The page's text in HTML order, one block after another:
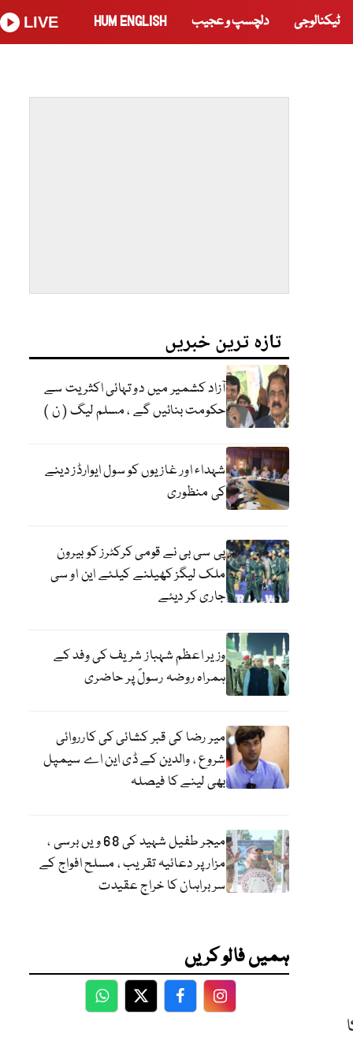
ٹیکنالوجی دلچسپ و عجیب HUM ENGLISH
LIVE
تازہ ترین خبریں
آزاد کشمیر میں دو تہائی اکثریت سے
حکومت بنائیں گے ، مسلم لیگ ( ن )
شہداء اور غازیوں کو سول ایوارڈز دینے
کی منظوری
پی سی بی نے قومی کرکٹرز کو بیرون
ملک لیگز کھیلنے کیلئے این او سی
جاری کر دیئے
وزیر اعظم شہباز شریف کی وفد کے
ہمراہ روضہ رسولؐ پر حاضری
میر رضا کی قبر کشائی کی کارروائی
شروع ، والدین کے ڈی این اے سیمپل
بھی لینے کا فیصلہ
میجر طفیل شہید کی 68 ویں برسی ،
مزار پر دعائیہ تقریب ، مسلح افواج کے
سربراہان کا خراج عقیدت
ہمیں فالو کریں
WhatsApp
TwitterFacebookFacebook